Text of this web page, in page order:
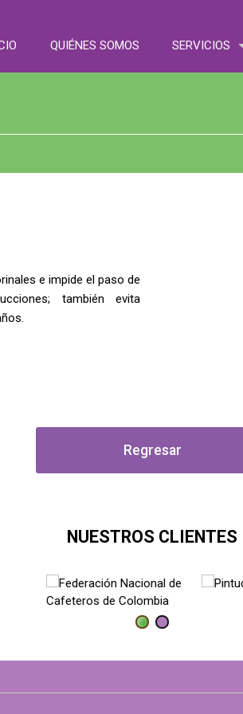
QUIÉNES SOMOS SERVICIOS
e impide el paso de
también evita
Regresar
NUESTROS CLIENTES